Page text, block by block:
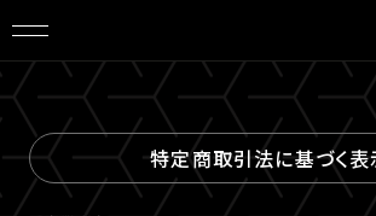
会員登録
特定商取引法に基づく